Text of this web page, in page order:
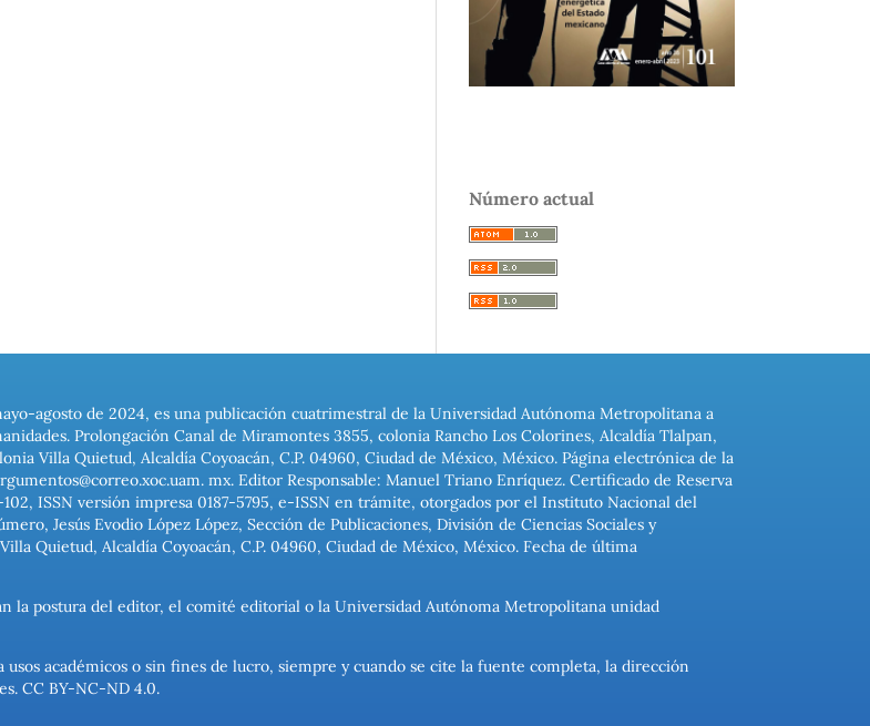
Número actual
agosto de 2024, es una publicación cuatrimestral de la Universidad Autónoma Metropolitana a
Prolongación Canal de Miramontes 3855, colonia Rancho Los Colorines, Alcaldía Tlalpan,
Villa Quietud, Alcaldía Coyoacán, C.P. 04960, Ciudad de México, México. Página electrónica de la
mx. Editor Responsable: Manuel Triano Enríquez. Certificado de Reserva
ISSN versión impresa 0187-5795, e-ISSN en trámite, otorgados por el Instituto Nacional del
Jesús Evodio López López, Sección de Publicaciones, División de Ciencias Sociales y
Quietud, Alcaldía Coyoacán, C.P. 04960, Ciudad de México, México. Fecha de última
la postura del editor, el comité editorial o la Universidad Autónoma Metropolitana unidad
académicos o sin fines de lucro, siempre y cuando se cite la fuente completa, la dirección
CC BY-NC-ND 4.0.